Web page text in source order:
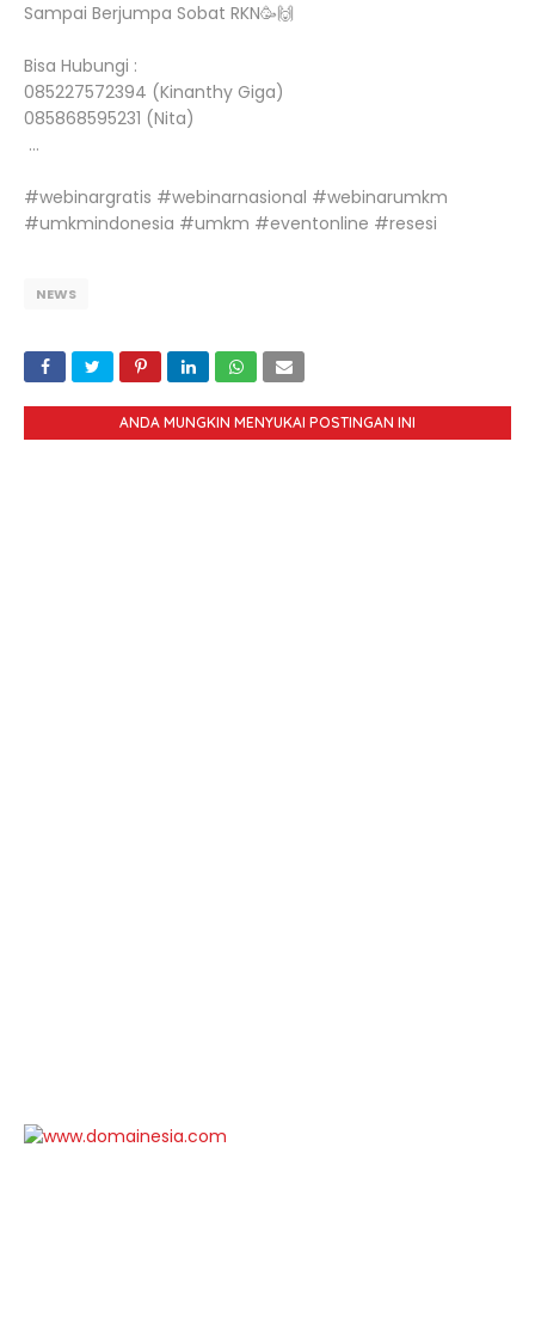
Sampai Berjumpa Sobat RKN🥳🙌
Bisa Hubungi :
085227572394 (Kinanthy Giga)
085868595231 (Nita)
...
#webinargratis #webinarnasional #webinarumkm
#umkmindonesia #umkm #eventonline #resesi
NEWS
ANDA MUNGKIN MENYUKAI POSTINGAN INI